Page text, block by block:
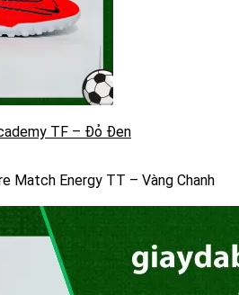
TF – Đỏ Đen
1.450.000 ₫.
Match Energy TT – Vàng Chanh